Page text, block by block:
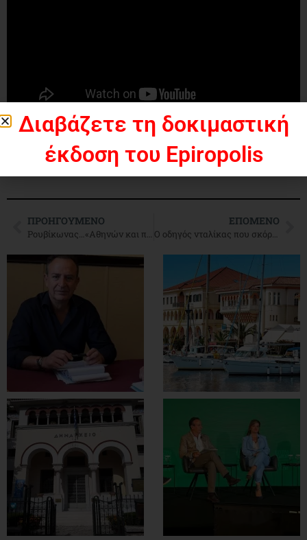
ΠΡΟΗΓΟΎΜΕΝΟ
Ρουβίκωνας…«Αθηνών και πάσης Ελλάδος»
ΕΠΌΜΕΝΟ
Ο οδηγός νταλίκας που σκόρπισε τον θάνατο στον Κηφισό, είχε βρεθεί πιωμένος δύο μήνες πριν!
Διαβάζετε τη δοκιμαστική
έκδοση του Epiropolis